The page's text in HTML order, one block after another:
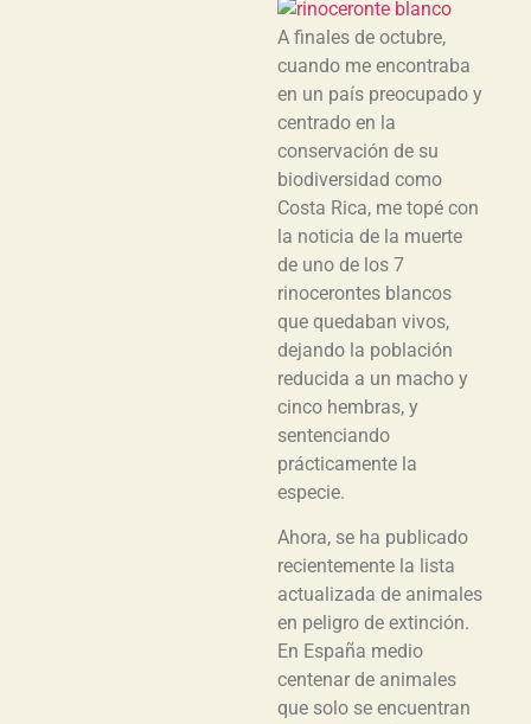
A finales de octubre,
cuando me encontraba
en un país preocupado y
centrado en la
conservación de su
biodiversidad como
Costa Rica, me topé con
la noticia de la muerte
de uno de los 7
rinocerontes blancos
que quedaban vivos,
dejando la población
reducida a un macho y
cinco hembras, y
sentenciando
prácticamente la
especie.
Ahora, se ha publicado
recientemente la lista
actualizada de animales
en peligro de extinción.
En España medio
centenar de animales
que solo se encuentran